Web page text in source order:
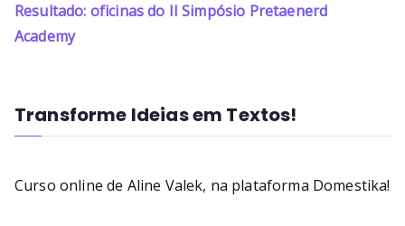
Resultado: oficinas do II Simpósio Pretaenerd
Academy
Transforme Ideias em Textos!
Curso online de Aline Valek, na plataforma Domestika!